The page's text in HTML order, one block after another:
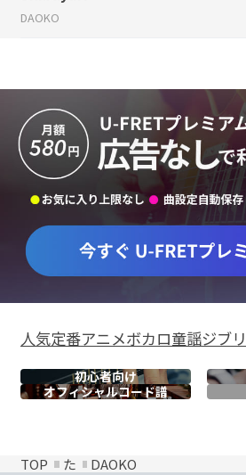
DAOKO
人気定番アニメボカロ童謡ジブリ
初心者向け
オフィシャルコード譜
TOP た DAOKO